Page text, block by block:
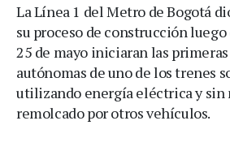
La Línea 1 del Metro de Bogotá
su proceso de construcción
25 de mayo iniciaran las primeras
autónomas de uno de los trenes
utilizando energía eléctrica y sin
remolcado por otros vehículos.